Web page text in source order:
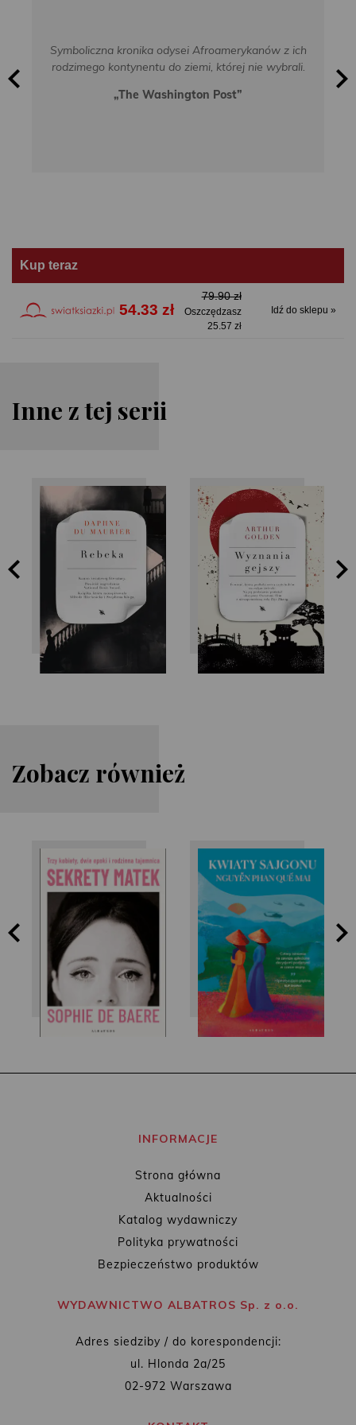
Symboliczna kronika odysei Afroamerykanów z ich
rodzimego kontynentu do ziemi, której nie wybrali.
„The Washington Post”
Kup teraz
54.33 zł
79.90 zł
Oszczędzasz
25.57 zł
Idź do sklepu »
Inne z tej serii
Daphne Du
Maurier
Arthur Golden
Zobacz również
Sophie de Baere
Nguyễn Phan Quế
Mai
INFORMACJE
Strona główna
Aktualności
Katalog wydawniczy
Polityka prywatności
Bezpieczeństwo produktów
WYDAWNICTWO ALBATROS Sp. z o.o.
Adres siedziby / do korespondencji:
ul. Hlonda 2a/25
02-972 Warszawa